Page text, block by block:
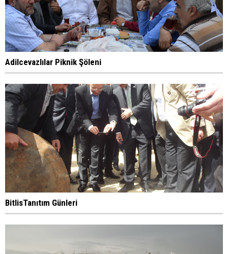
Adilcevazlılar Piknik Şöleni
BitlisTanıtım Günleri